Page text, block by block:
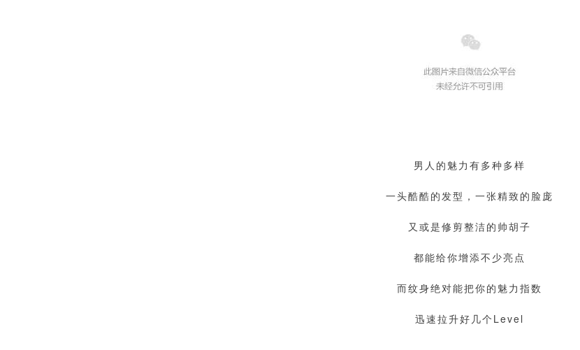
男人的魅力有多种多样
一头酷酷的发型，一张精致的脸庞
又或是修剪整洁的帅胡子
都能给你增添不少亮点
而纹身绝对能把你的魅力指数
迅速拉升好几个Level